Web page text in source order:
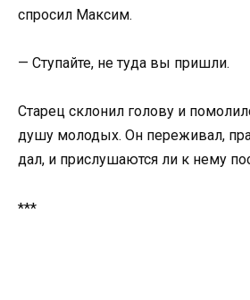
спросил Максим.
— Ступайте, не туда вы пришли.
Старец склонил голову и
душу молодых. Он переживал,
дал, и прислушаются ли к нему
***